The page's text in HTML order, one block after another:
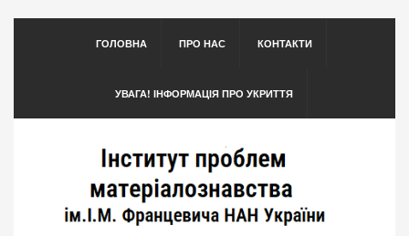
ГОЛОВНА ПРО НАС КОНТАКТИ
УВАГА! ІНФОРМАЦІЯ ПРО УКРИТТЯ